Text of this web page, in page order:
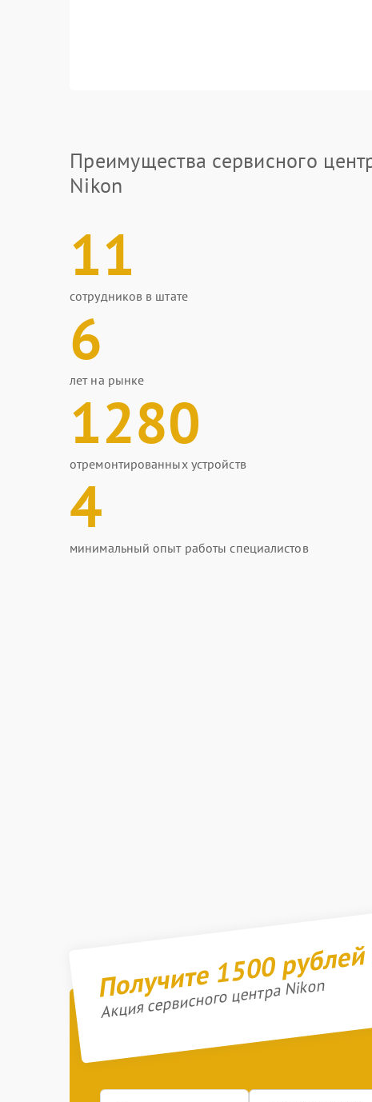
Преимущества сервисного
Nikon
11
сотрудников в штате
6
лет на рынке
1280
отремонтированных устройств
4
минимальный опыт работы специалистов
Получите 1500
Акция сервисного центра Nikon